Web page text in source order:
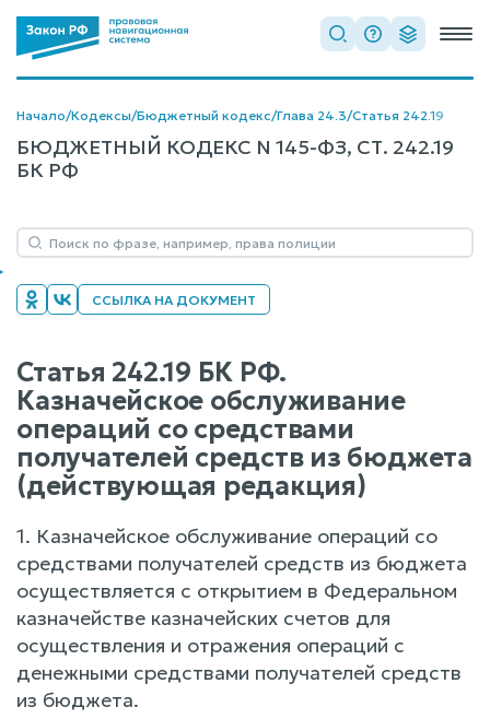
Начало/Кодексы/Бюджетный кодекс/Глава 24.3/Статья 242.19
БЮДЖЕТНЫЙ КОДЕКС N 145-ФЗ, СТ. 242.19
БК РФ
ССЫЛКА НА ДОКУМЕНТ
Статья 242.19 БК РФ.
Казначейское обслуживание
операций со средствами
получателей средств из бюджета
(действующая редакция)
1. Казначейское обслуживание операций со
средствами получателей средств из бюджета
осуществляется с открытием в Федеральном
казначействе казначейских счетов для
осуществления и отражения операций с
денежными средствами получателей средств
из бюджета.